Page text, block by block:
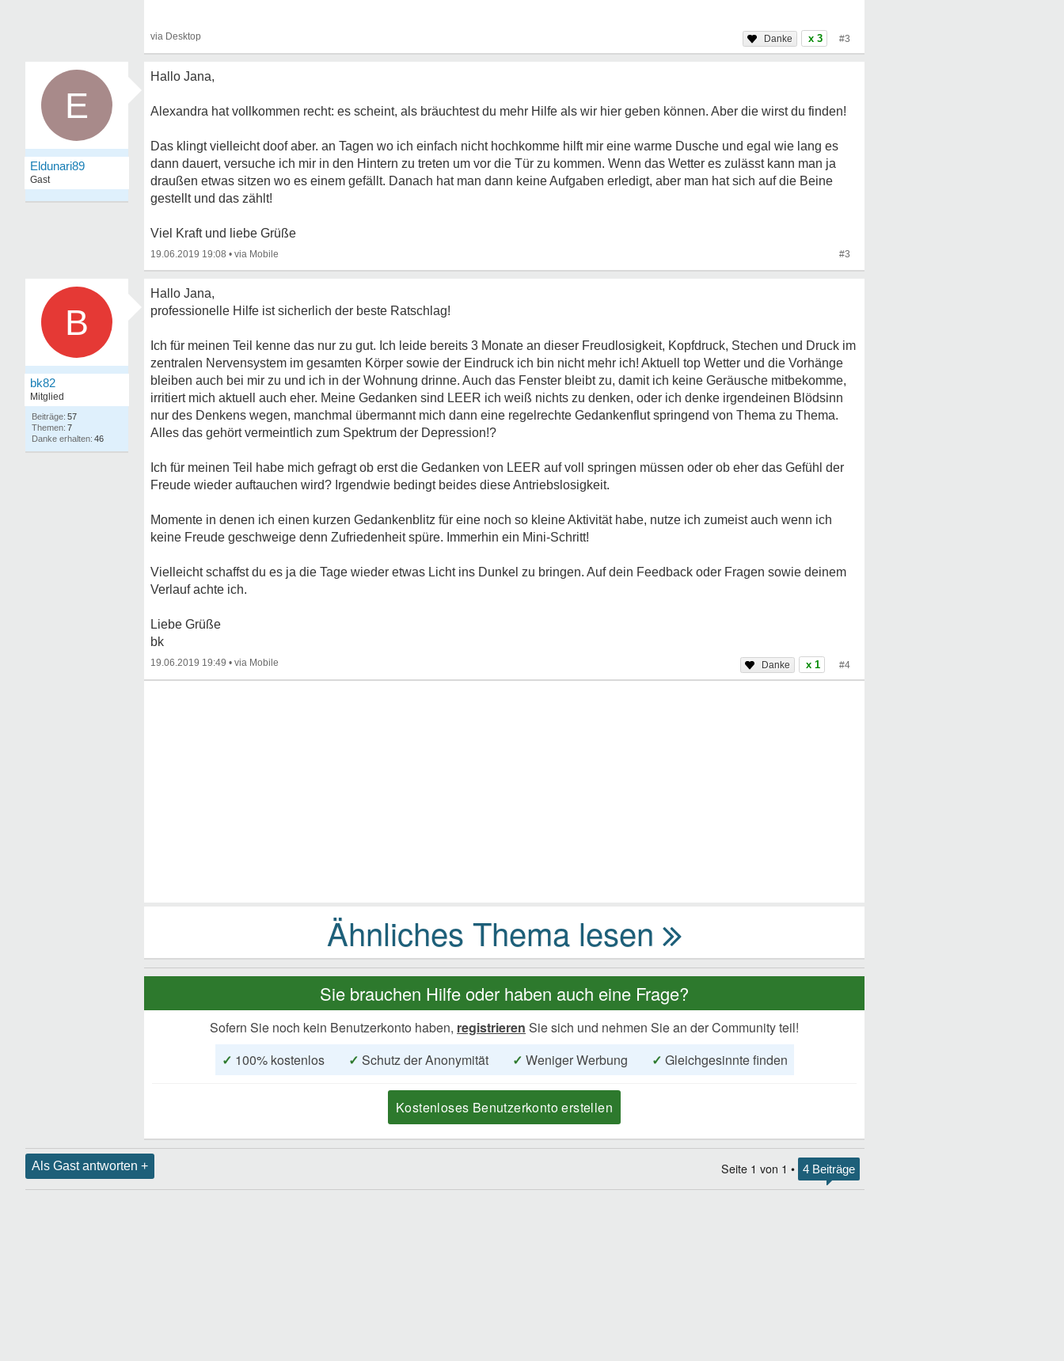
x 3 #3
E
Eldunari89
Gast
Hallo Jana,
Alexandra hat vollkommen recht: es scheint, als bräuchtest du mehr Hilfe als wir hier geben können. Aber die wirst du finden!
Das klingt vielleicht doof aber. an Tagen wo ich einfach nicht hochkomme hilft mir eine warme Dusche und egal wie lang es
dann dauert, versuche ich mir in den Hintern zu treten um vor die Tür zu kommen. Wenn das Wetter es zulässt kann man ja
draußen etwas sitzen wo es einem gefällt. Danach hat man dann keine Aufgaben erledigt, aber man hat sich auf die Beine
gestellt und das zählt!
Viel Kraft und liebe Grüße
19.06.2019 19:08 • #3
B
bk82
Mitglied
57
7
46
Hallo Jana,
professionelle Hilfe ist sicherlich der beste Ratschlag!
Ich für meinen Teil kenne das nur zu gut. Ich leide bereits 3 Monate an dieser Freudlosigkeit, Kopfdruck, Stechen und Druck im
zentralen Nervensystem im gesamten Körper sowie der Eindruck ich bin nicht mehr ich! Aktuell top Wetter und die Vorhänge
bleiben auch bei mir zu und ich in der Wohnung drinne. Auch das Fenster bleibt zu, damit ich keine Geräusche mitbekomme,
irritiert mich aktuell auch eher. Meine Gedanken sind LEER ich weiß nichts zu denken, oder ich denke irgendeinen Blödsinn
nur des Denkens wegen, manchmal übermannt mich dann eine regelrechte Gedankenflut springend von Thema zu Thema.
Alles das gehört vermeintlich zum Spektrum der Depression!?
Ich für meinen Teil habe mich gefragt ob erst die Gedanken von LEER auf voll springen müssen oder ob eher das Gefühl der
Freude wieder auftauchen wird? Irgendwie bedingt beides diese Antriebslosigkeit.
Momente in denen ich einen kurzen Gedankenblitz für eine noch so kleine Aktivität habe, nutze ich zumeist auch wenn ich
keine Freude geschweige denn Zufriedenheit spüre. Immerhin ein Mini-Schritt!
Vielleicht schaffst du es ja die Tage wieder etwas Licht ins Dunkel zu bringen. Auf dein Feedback oder Fragen sowie deinem
Verlauf achte ich.
Liebe Grüße
bk
19.06.2019 19:49 • x 1 #4
Sie brauchen Hilfe oder haben auch eine Frage?
Sofern Sie noch kein Benutzerkonto haben, registrieren Sie sich und nehmen Sie an der Community teil!
✓ 100% kostenlos ✓ Schutz der Anonymität ✓ Weniger Werbung ✓ Gleichgesinnte finden
Kostenloses Benutzerkonto erstellen
Als Gast antworten + Seite 1 von 1 • 4 Beiträge